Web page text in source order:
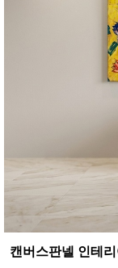
캔버스판넬 인테